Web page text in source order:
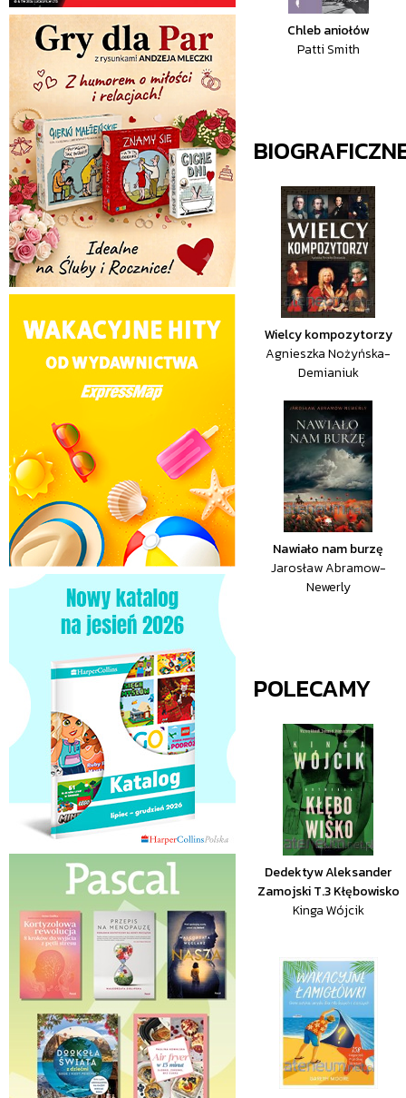
Chleb aniołów
Patti Smith
Wielcy kompozytorzy
Agnieszka Nożyńska-
Demianiuk
Nawiało nam burzę
Jarosław Abramow-
Newerly
POLECAMY
Dedektyw Aleksander
Zamojski T.3 Kłębowisko
Kinga Wójcik